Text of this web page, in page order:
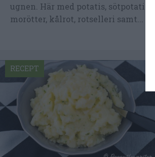
ugnen. Här med potatis, sötpotatis,
morötter, kålrot, rotselleri samt...
RECEPT